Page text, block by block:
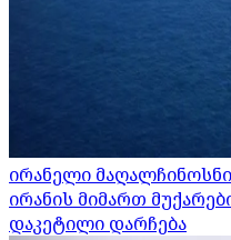
ირანელი
ირანის მიმართ
დაკეტილი დარჩება